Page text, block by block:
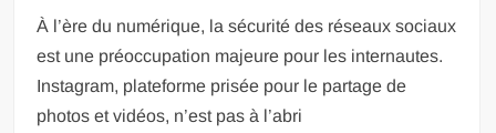
À l’ère du numérique, la sécurité des réseaux sociaux
est une préoccupation majeure pour les internautes.
Instagram, plateforme prisée pour le partage de
photos et vidéos, n’est pas à l’abri